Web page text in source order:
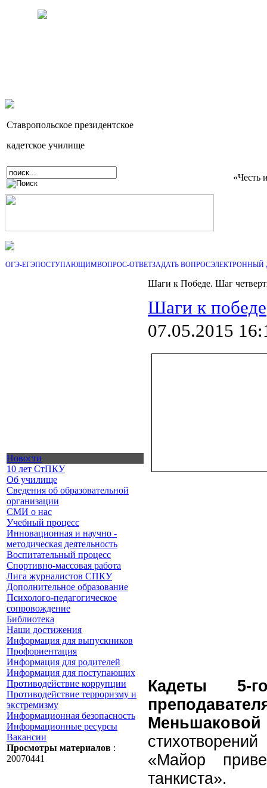
Ставропольское президентское
кадетское училище
«Честь
ОГЭ-ЕГЭПОСТУПАЮЩИМВОПРОС-ОТВЕТЗАДАТЬ ВОПРОСЭЛЕКТРОННЫЙ
Новости
10 лет СтПКУ
Об училище
Сведения об образовательной
организации
СМИ о нас
Учебный процесс
Инновационная и научно -
методическая деятельность
Воспитательный процесс
Спортивно-массовая работа
Лига журналистов СПКУ
Дополнительное образование
Психолого-педагогическое
сопровождение
Библиотека
Наши достижения
Информация для выпускников
Профориентация
Информация для родителей
Информация для поступающих
Противодействие коррупции
Противодействие терроризму и
экстремизму
Информационная безопасность
Информационные ресурсы
Вакансии
Просмотры материалов :
20070441
Шаги к Победе. Шаг
Шаги к победе
07.05.2015
Кадеты 5-
«Майор
танкиста».